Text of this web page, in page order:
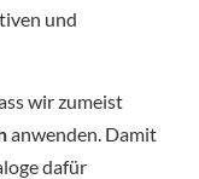
und
wir zumeist
anwenden. Damit
dafür